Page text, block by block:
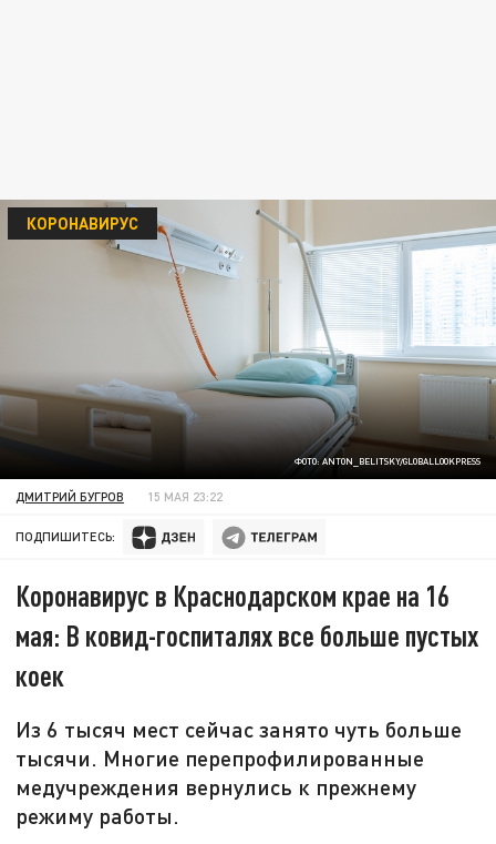
ФОТО: ANTON_BELITSKY/GLOBALLOOKPRESS
КОРОНАВИРУС
ДМИТРИЙ БУГРОВ 15 МАЯ 23:22
ПОДПИШИТЕСЬ:
Коронавирус в Краснодарском крае на 16
мая: В ковид-госпиталях все больше пустых
коек
Из 6 тысяч мест сейчас занято чуть больше
тысячи. Многие перепрофилированные
медучреждения вернулись к прежнему
режиму работы.